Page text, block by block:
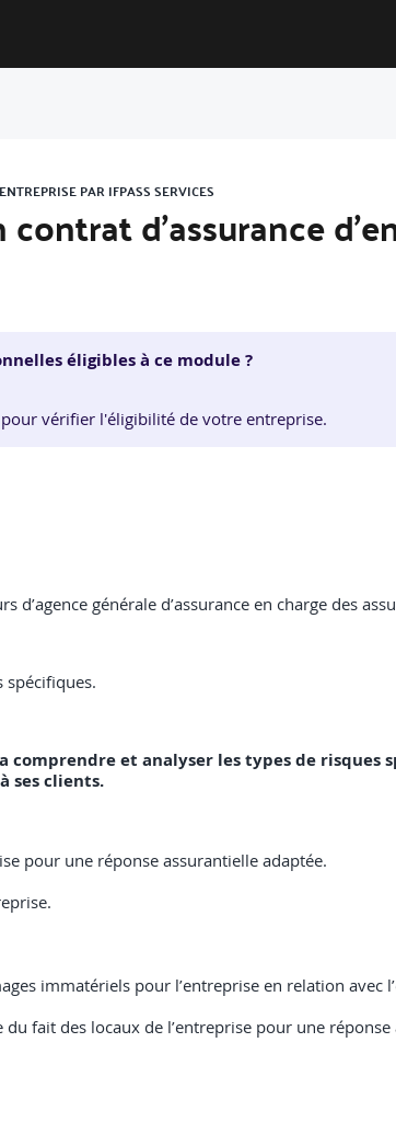
PAR IFPASS SERVICES
d’assurance
éligibles à ce module ?
vérifier l'éligibilité de votre entreprise.
générale d’assurance en charge des
spécifiques.
comprendre et analyser les types de
ses clients.
pour une réponse assurantielle adaptée.
immatériels pour l’entreprise en relation avec
fait des locaux de l’entreprise pour une réponse